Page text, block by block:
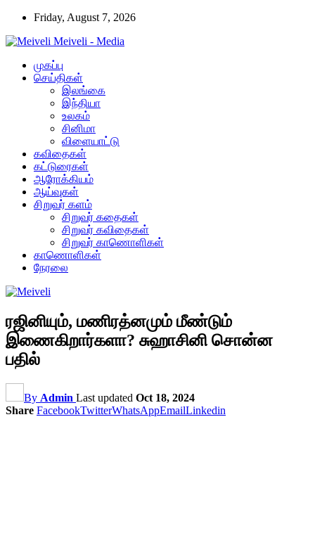
Friday, August 7, 2026
Meiveli - Media
முகப்பு
செய்திகள்
இலங்கை
இந்தியா
உலகம்
சினிமா
விளையாட்டு
கவிதைகள்
கட்டுரைகள்
ஆரோக்கியம்
ஆய்வுகள்
சிறுவர் களம்
சிறுவர் கதைகள்
சிறுவர் கவிதைகள்
சிறுவர் காணொளிகள்
காணொளிகள்
நேரலை
ரஜினியும், மணிரத்னமும் மீண்டும்
இணைகிறார்களா? சுஹாசினி சொன்ன
பதில்
By Admin Last updated Oct 18, 2024
Share FacebookTwitterWhatsAppEmailLinkedin